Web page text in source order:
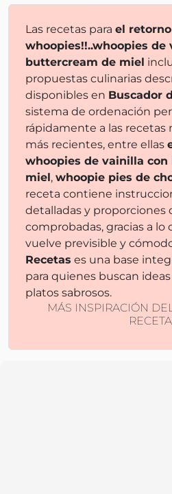
Las recetas para el
whoopies!!..whoopies de
buttercream de miel
propuestas culinarias
disponibles en Buscador
sistema de ordenación
rápidamente a las recetas
más recientes, entre ellas
whoopies de vainilla
miel, whoopie pies de
receta contiene
detalladas y proporciones
comprobadas, gracias a lo
vuelve previsible y
Recetas es una base
para quienes buscan
platos sabrosos.
MÁS INSPIRACIÓN